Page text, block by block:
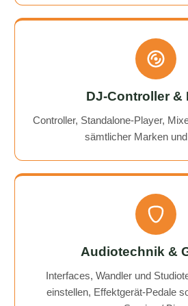
DJ-Controller &
Controller, Standalone-Player,
sämtlicher Marken
Audiotechnik &
Interfaces, Wandler und
einstellen, Effektgerät-Pedale